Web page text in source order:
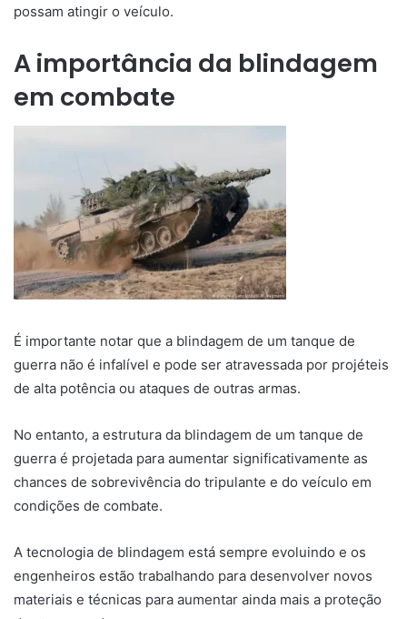
possam atingir o veículo.
A importância da blindagem
em combate
É importante notar que a blindagem de um tanque de
guerra não é infalível e pode ser atravessada por projéteis
de alta potência ou ataques de outras armas.
No entanto, a estrutura da blindagem de um tanque de
guerra é projetada para aumentar significativamente as
chances de sobrevivência do tripulante e do veículo em
condições de combate.
A tecnologia de blindagem está sempre evoluindo e os
engenheiros estão trabalhando para desenvolver novos
materiais e técnicas para aumentar ainda mais a proteção